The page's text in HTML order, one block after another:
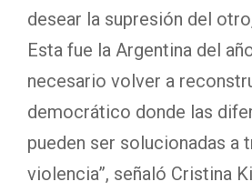
desear la supresión del
Esta fue la Argentina del
necesario volver a
democrático donde las
pueden ser solucionadas a
violencia”, señaló Cristina